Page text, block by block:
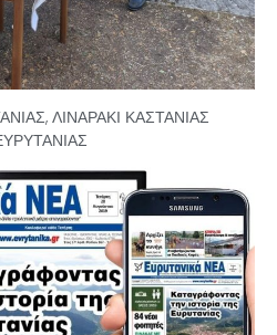
, ΛΙΝΑΡΑΚΙ ΚΑΣΤΑΝΙΑΣ